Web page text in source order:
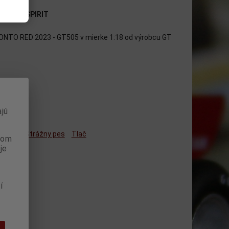
GT SPIRIT
RED 2023 - GT505 v mierke 1:18 od výrobcu GT
Strážny pes Tlač